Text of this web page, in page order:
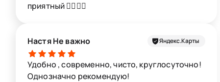
приятный 👍🏻👍🏻
Яндекс.Карты
Настя Не важно
Удобно , современно, чисто, круглосуточно!
Однозначно рекомендую!